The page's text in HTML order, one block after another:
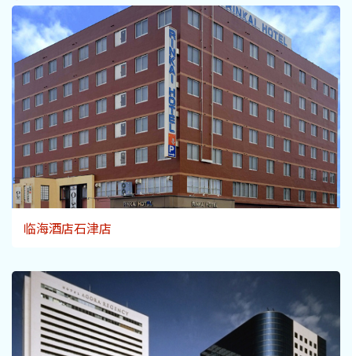
临海酒店石津店